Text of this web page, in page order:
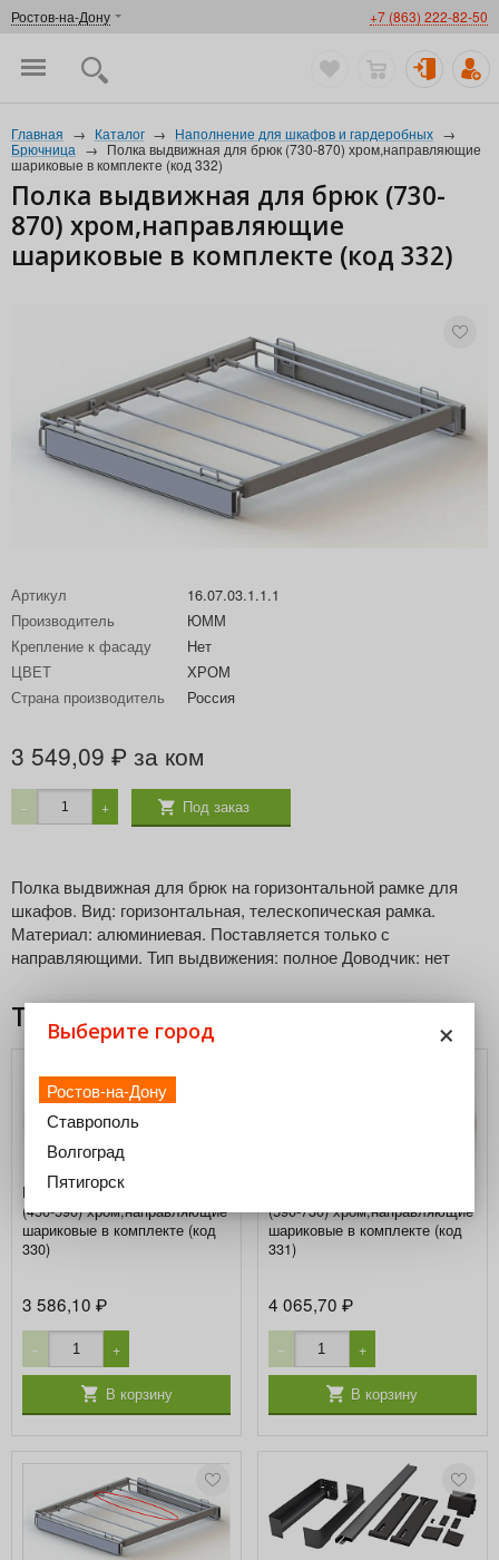
Ростов-на-Дону +7 (863) 222-82-50
Главная → Каталог → Наполнение для шкафов и гардеробных →
Брючница → Полка выдвижная для брюк (730-870) хром,направляющие
шариковые в комплекте (код 332)
Полка выдвижная для брюк (730-
870) хром,направляющие
шариковые в комплекте (код 332)
Артикул
16.07.03.1.1.1
Производитель
ЮММ
Крепление к фасаду
Нет
ЦВЕТ
ХРОМ
Страна производитель
Россия
3 549,09 ₽ за ком
− + Под заказ
Полка выдвижная для брюк на горизонтальной рамке для
шкафов. Вид: горизонтальная, телескопическая рамка.
Материал: алюминиевая. Поставляется только с
направляющими. Тип выдвижения: полное Доводчик: нет
Товары из этой категории
Полка выдвижная для брюк
(450-590) хром,направляющие
шариковые в комплекте (код
330)
3 586,10₽
− +
В корзину
(590-730) хром,направляющие
шариковые в комплекте (код
331)
4 065,70 ₽
− +
В корзину
×
Выберите город
Ростов-на-Дону
Ставрополь
Волгоград
Пятигорск